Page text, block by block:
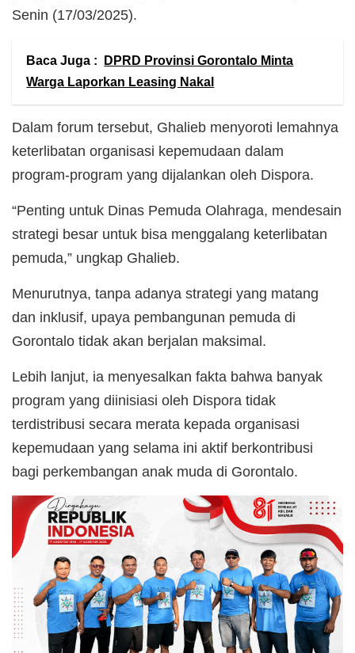
Senin (17/03/2025).
Baca Juga :
DPRD Provinsi Gorontalo Minta
Warga Laporkan Leasing Nakal
Dalam forum tersebut, Ghalieb menyoroti lemahnya
keterlibatan organisasi kepemudaan dalam
program-program yang dijalankan oleh Dispora.
“Penting untuk Dinas Pemuda Olahraga, mendesain
strategi besar untuk bisa menggalang keterlibatan
pemuda,” ungkap Ghalieb.
Menurutnya, tanpa adanya strategi yang matang
dan inklusif, upaya pembangunan pemuda di
Gorontalo tidak akan berjalan maksimal.
Lebih lanjut, ia menyesalkan fakta bahwa banyak
program yang diinisiasi oleh Dispora tidak
terdistribusi secara merata kepada organisasi
kepemudaan yang selama ini aktif berkontribusi
bagi perkembangan anak muda di Gorontalo.